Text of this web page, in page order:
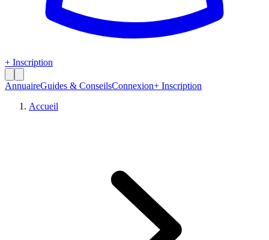
+ Inscription
AnnuaireGuides & ConseilsConnexion+ Inscription
Accueil